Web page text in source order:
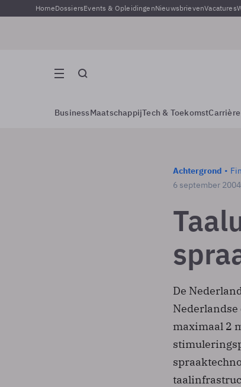
HomeDossiersEvents & OpleidingenNieuwsbrievenVacatures
BusinessMaatschappijTech & ToekomstCarrière
Achtergrond
6 september 2004
De
Nederlandse
maximaal 2